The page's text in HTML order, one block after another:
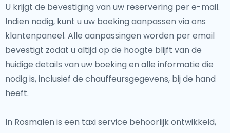
U krijgt de bevestiging van uw reservering per e-mail.
Indien nodig, kunt u uw boeking aanpassen via ons
klantenpaneel. Alle aanpassingen worden per email
bevestigt zodat u altijd op de hoogte blijft van de
huidige details van uw boeking en alle informatie die
nodig is, inclusief de chauffeursgegevens, bij de hand
heeft.
In Rosmalen is een taxi service behoorlijk ontwikkeld,